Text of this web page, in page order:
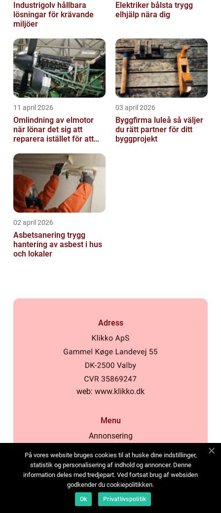
Industrigolv hållbara
lösningar för krävande
miljöer
Elektriker bålsta trygg
elhjälp nära dig
11 april 2026
Omlindning av elmotor
när lönar det sig att
reparera istället för att
03 april 2026
Byggfirma luleå så väljer
du rätt partner för ditt
byggprojekt
02 april 2026
Asbetsanering trygg
hantering av asbest i hus
och lokaler
Adress
web: www.klikko.dk
Menu
Annonsering
Cookies
Kontakta oss
Sitemap
På vores website bruges cookies til at huske dine indstillinger,
statistik og personalisering af indhold og annoncer. Denne
information deles med tredjepart. Ved fortsat brug af websiden
godkender du cookiepolitikken.
Ok Privatlivspolitik